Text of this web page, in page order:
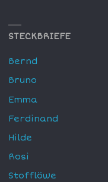
STECKBRIEFE
Bernd
Bruno
Emma
Ferdinand
Hilde
Rosi
Stofflöwe